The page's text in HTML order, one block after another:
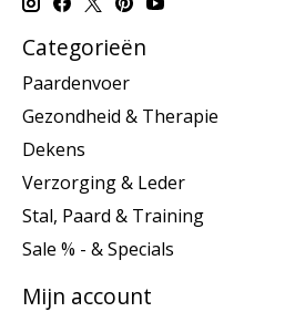
Categorieën
Paardenvoer
Gezondheid & Therapie
Dekens
Verzorging & Leder
Stal, Paard & Training
Sale % - & Specials
Mijn account